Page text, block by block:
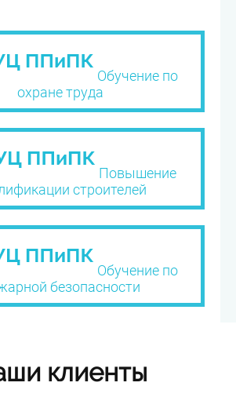
Обучение по
охране труда
Повышение
строителей
Обучение по
безопасности
клиенты